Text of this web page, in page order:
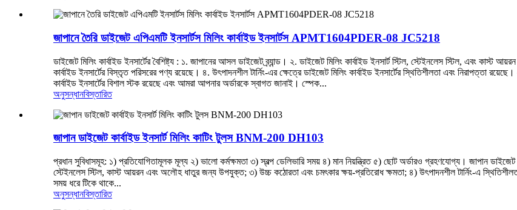
জাপানে তৈরি ডাইজেট এপিএমটি ইনসার্টস মিলিং কার্বাইড ইনসার্টস APMT1604PDER-08 JC5218
ডাইজেট মিলিং কার্বাইড ইনসার্টের বৈশিষ্ট্য : ১. জাপানের আসল ডাইজেট ব্র্যান্ড। ২. ডাইজেট মিলিং কার্বাইড ইনসার্ট স্টিল, স্টেইনলেস স্টিল, এবং কাস্ট
কার্বাইড ইনসার্টের বিস্তৃত পরিসরের পণ্য রয়েছে। ৪. উৎপাদনশীল টার্নিং-এর ক্ষেত্রে ডাইজেট মিলিং কার্বাইড ইনসার্টের স্থিতিশীলতা এবং
কার্বাইড ইনসার্টের বিশাল স্টক রয়েছে এবং আমরা আপনার অর্ডারকে স্বাগত জানাই। স্পেক...
অনুসন্ধানবিস্তারিত
জাপান ডাইজেট কার্বাইড ইনসার্ট মিলিং কাটিং টুলস BNM-200 DH103
প্রধান সুবিধাসমূহ: ১) প্রতিযোগিতামূলক মূল্য ২) ভালো কর্মক্ষমতা ৩) স্বল্প ডেলিভারি সময় ৪) মান নিয়ন্ত্রিত ৫) ছোট অর্ডারও গ্রহণযোগ্য। জাপান ডাইজেট
স্টেইনলেস স্টিল, কাস্ট আয়রন এবং অলৌহ ধাতুর জন্য উপযুক্ত; ৩) উচ্চ কঠোরতা এবং চমৎকার ক্ষয়-প্রতিরোধ ক্ষমতা; ৪) উৎপাদনশীল টার্নিং-এ
সময় ধরে টিকে থাকে...
অনুসন্ধানবিস্তারিত